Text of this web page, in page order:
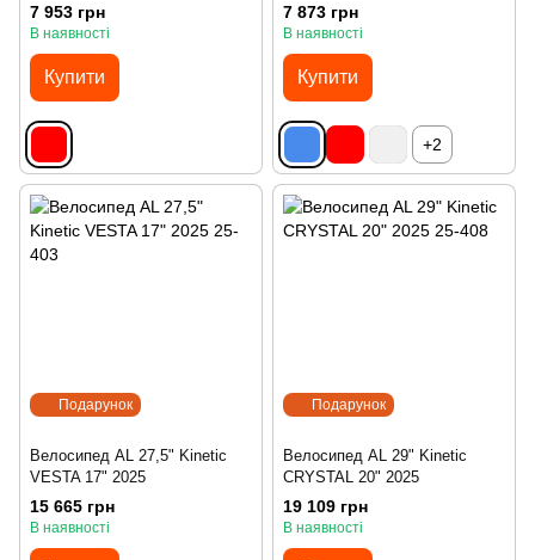
7 953 грн
В наявності
Купити
7 873 грн
В наявності
Купити
+2
Подарунок
Велосипед AL 27,5" Kinetic
VESTA 17" 2025
15 665 грн
В наявності
Подарунок
Велосипед AL 29" Kinetic
CRYSTAL 20" 2025
19 109 грн
В наявності